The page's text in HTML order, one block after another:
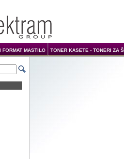
FORMAT MASTILO TONER KASETE - TONERI ZA